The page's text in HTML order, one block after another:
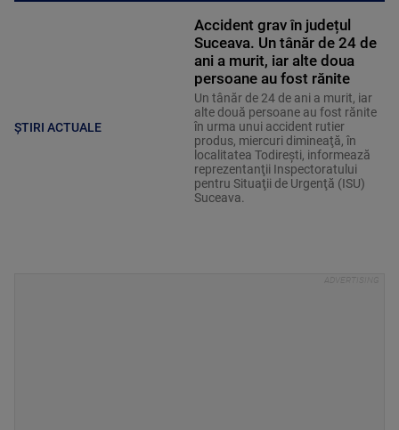
ȘTIRI ACTUALE
Accident grav în județul
Suceava. Un tânăr de 24 de
ani a murit, iar alte doua
persoane au fost rănite
Un tânăr de 24 de ani a murit, iar
alte două persoane au fost rănite
în urma unui accident rutier
produs, miercuri dimineaţă, în
localitatea Todireşti, informează
reprezentanţii Inspectoratului
pentru Situaţii de Urgenţă (ISU)
Suceava.